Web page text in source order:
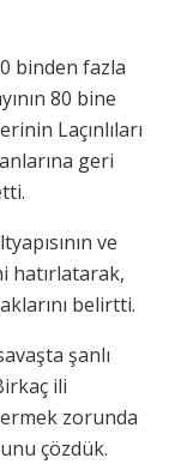
binden fazla
80 bine
Laçınlıları
geri
ve
hatırlatarak,
belirtti.
şanlı
ili
zorunda
çözdük.